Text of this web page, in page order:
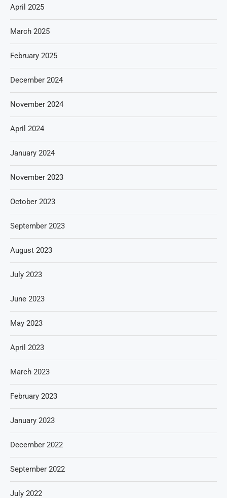
April 2025
March 2025
February 2025
December 2024
November 2024
April 2024
January 2024
November 2023
October 2023
September 2023
August 2023
July 2023
June 2023
May 2023
April 2023
March 2023
February 2023
January 2023
December 2022
September 2022
July 2022